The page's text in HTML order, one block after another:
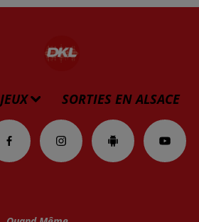
JEUX SORTIES EN ALSACE